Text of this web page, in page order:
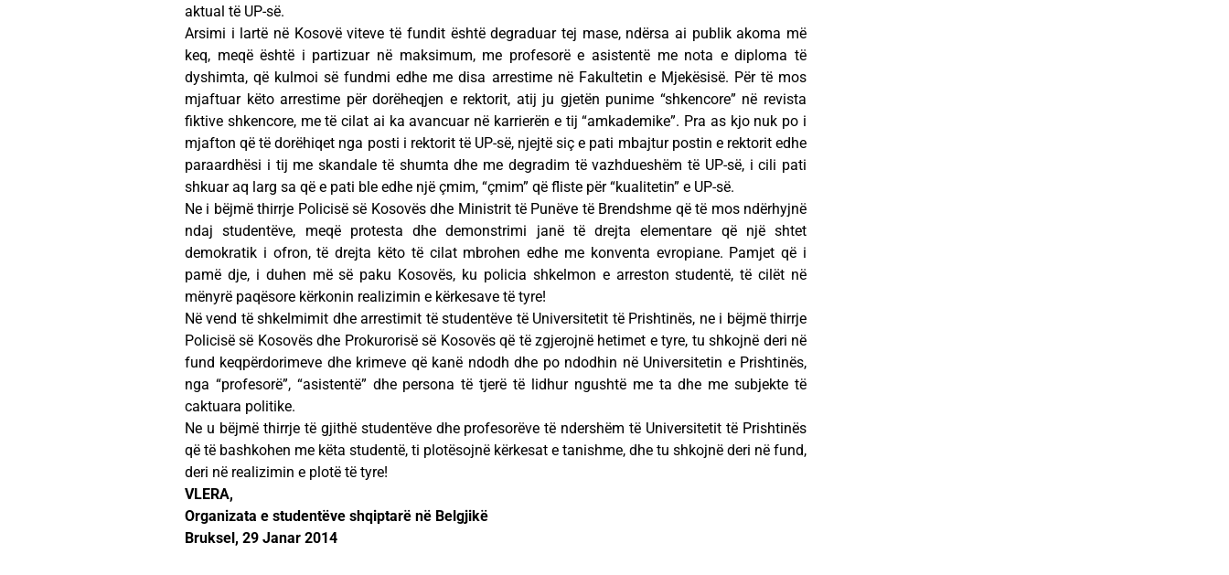
aktual të UP-së.
Arsimi i lartë në Kosovë viteve të fundit është degraduar tej mase, ndërsa ai publik akoma më
keq, meqë është i partizuar në maksimum, me profesorë e asistentë me nota e diploma të
dyshimta, që kulmoi së fundmi edhe me disa arrestime në Fakultetin e Mjekësisë. Për të mos
mjaftuar këto arrestime për dorëheqjen e rektorit, atij ju gjetën punime “shkencore” në revista
fiktive shkencore, me të cilat ai ka avancuar në karrierën e tij “amkademike”. Pra as kjo nuk po i
mjafton që të dorëhiqet nga posti i rektorit të UP-së, njejtë siç e pati mbajtur postin e rektorit edhe
paraardhësi i tij me skandale të shumta dhe me degradim të vazhdueshëm të UP-së, i cili pati
shkuar aq larg sa që e pati ble edhe një çmim, “çmim” që fliste për “kualitetin” e UP-së.
Ne i bëjmë thirrje Policisë së Kosovës dhe Ministrit të Punëve të Brendshme që të mos ndërhyjnë
ndaj studentëve, meqë protesta dhe demonstrimi janë të drejta elementare që një shtet
demokratik i ofron, të drejta këto të cilat mbrohen edhe me konventa evropiane. Pamjet që i
pamë dje, i duhen më së paku Kosovës, ku policia shkelmon e arreston studentë, të cilët në
mënyrë paqësore kërkonin realizimin e kërkesave të tyre!
Në vend të shkelmimit dhe arrestimit të studentëve të Universitetit të Prishtinës, ne i bëjmë thirrje
Policisë së Kosovës dhe Prokurorisë së Kosovës që të zgjerojnë hetimet e tyre, tu shkojnë deri në
fund keqpërdorimeve dhe krimeve që kanë ndodh dhe po ndodhin në Universitetin e Prishtinës,
nga “profesorë”, “asistentë” dhe persona të tjerë të lidhur ngushtë me ta dhe me subjekte të
caktuara politike.
Ne u bëjmë thirrje të gjithë studentëve dhe profesorëve të ndershëm të Universitetit të Prishtinës
që të bashkohen me këta studentë, ti plotësojnë kërkesat e tanishme, dhe tu shkojnë deri në fund,
deri në realizimin e plotë të tyre!
VLERA,
Organizata e studentëve shqiptarë në Belgjikë
Bruksel, 29 Janar 2014